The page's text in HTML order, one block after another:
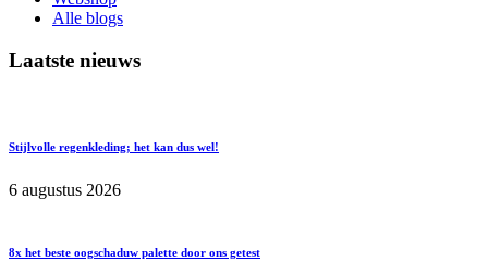
Alle blogs
Laatste nieuws
Stijlvolle regenkleding; het kan dus wel!
6 augustus 2026
8x het beste oogschaduw palette door ons getest